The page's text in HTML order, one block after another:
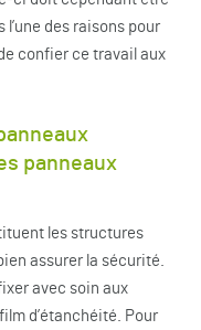
l’une des raisons pour
confier ce travail aux
panneaux
les structures
assurer la sécurité.
avec soin aux
d’étanchéité. Pour